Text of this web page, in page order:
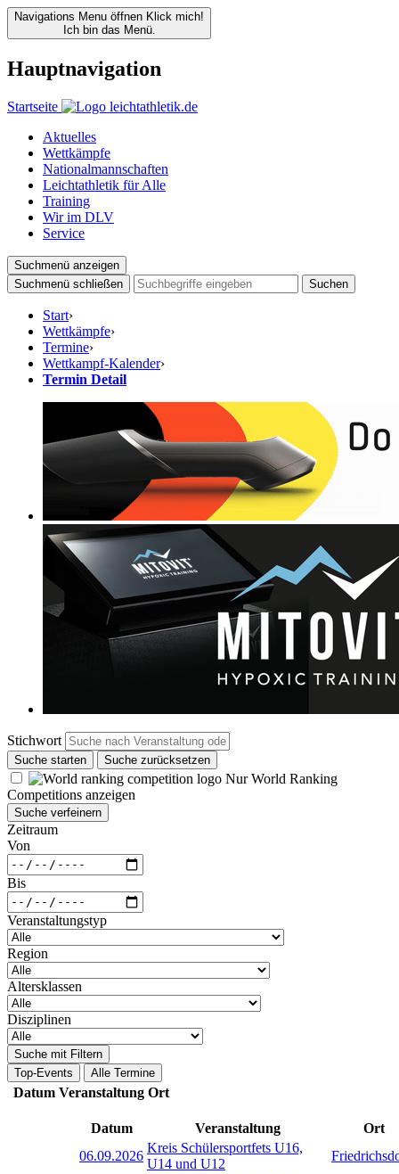
Navigations Menu öffnen Klick mich!
Ich bin das Menü.
Hauptnavigation
Startseite
Aktuelles
Wettkämpfe
Nationalmannschaften
Leichtathletik für Alle
Training
Wir im DLV
Service
Suchmenü anzeigen
Suchmenü schließen
Suchen
Start›
Wettkämpfe›
Termine›
Wettkampf-Kalender›
Termin Detail
Stichwort
Suche starten Suche zurücksetzen
Nur World Ranking
Competitions anzeigen
Suche verfeinern
Zeitraum
Von
Bis
Veranstaltungstyp
Region
Altersklassen
Disziplinen
Suche mit Filtern
Top-Events
Alle Termine
Datum Veranstaltung Ort
Datum Veranstaltung
Ort
06.09.2026
Kreis Schülersportfets U16,
U14 und U12